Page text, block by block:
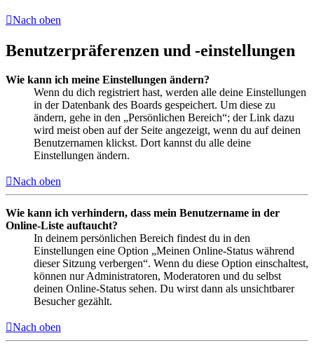
Nach oben
Benutzerpräferenzen und -einstellungen
Wie kann ich meine Einstellungen ändern?
Wenn du dich registriert hast, werden alle deine Einstellungen
in der Datenbank des Boards gespeichert. Um diese zu
ändern, gehe in den „Persönlichen Bereich“; der Link dazu
wird meist oben auf der Seite angezeigt, wenn du auf deinen
Benutzernamen klickst. Dort kannst du alle deine
Einstellungen ändern.
Nach oben
Wie kann ich verhindern, dass mein Benutzername in der
Online-Liste auftaucht?
In deinem persönlichen Bereich findest du in den
Einstellungen eine Option „Meinen Online-Status während
dieser Sitzung verbergen“. Wenn du diese Option einschaltest,
können nur Administratoren, Moderatoren und du selbst
deinen Online-Status sehen. Du wirst dann als unsichtbarer
Besucher gezählt.
Nach oben